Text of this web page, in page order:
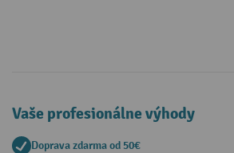
Vaše profesionálne výhody
Doprava zdarma od 50€